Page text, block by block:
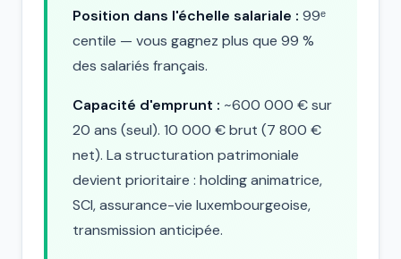
Position dans l'échelle salariale : 99ᵉ
centile — vous gagnez plus que 99 %
des salariés français.
Capacité d'emprunt : ~600 000 € sur
20 ans (seul). 10 000 € brut (7 800 €
net). La structuration patrimoniale
devient prioritaire : holding animatrice,
SCI, assurance-vie luxembourgeoise,
transmission anticipée.